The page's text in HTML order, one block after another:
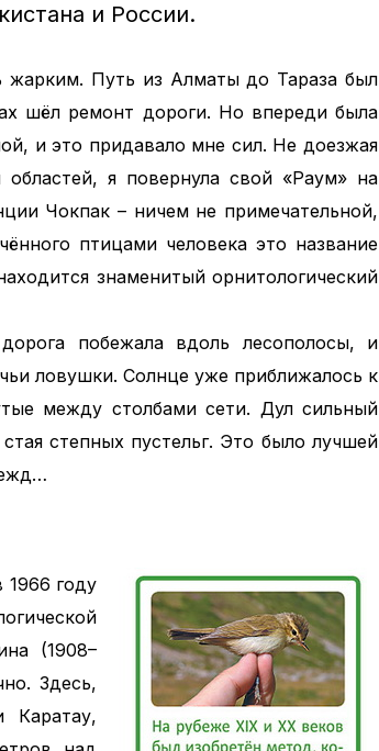
и России.
жарким. Путь из Алматы до Тараза был
шёл ремонт дороги. Но впереди была
и это придавало мне сил. Не доезжая
я повернула свой «Раум» на
Чокпак – ничем не примечательной,
птицами человека это название
знаменитый орнитологический
побежала вдоль лесополосы, и
ловушки. Солнце уже приближалось к
между столбами сети. Дул сильный
степных пустельг. Это было лучшей
1966 году
(1908–
Здесь,